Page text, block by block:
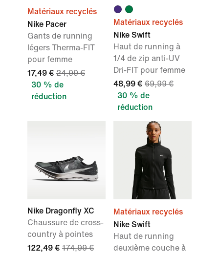
Matériaux recyclés
Nike Pacer
Gants de running
légers Therma-FIT
pour femme
17,49 € 24,99 €
30 % de
réduction
Matériaux recyclés
Nike Swift
Haut de running à
1/4 de zip anti-UV
Dri-FIT pour femme
48,99 € 69,99 €
30 % de
réduction
Nike Dragonfly XC
Chaussure de cross-
country à pointes
122,49 € 174,99 €
Matériaux recyclés
Nike Swift
Haut de running
deuxième couche à